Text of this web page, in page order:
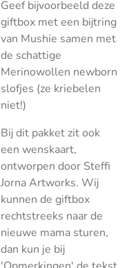
Geef bijvoorbeeld deze
giftbox met een bijtring
van Mushie samen met
de schattige
Merinowollen newborn
slofjes (ze kriebelen
niet!)
Bij dit pakket zit ook
een wenskaart,
ontworpen door Steffi
Jorna Artworks. Wij
kunnen de giftbox
rechtstreeks naar de
nieuwe mama sturen,
dan kun je bij